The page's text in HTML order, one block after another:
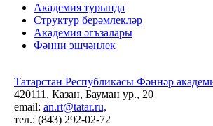
Академия турында
Структур берәмлекләр
Академия әгъзалары
Фәнни эшчәнлек
Татарстан Республикасы Фәннәр
420111, Казан, Бауман ур., 20
email: an.rt@tatar.ru,
тел.: (843) 292-02-72